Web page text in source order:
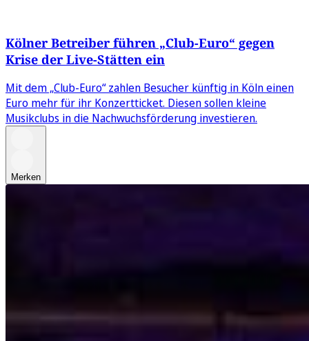
Kölner Betreiber führen „Club-Euro“ gegen
Krise der Live-Stätten ein
Mit dem „Club-Euro“ zahlen Besucher künftig in Köln einen
Euro mehr für ihr Konzertticket. Diesen sollen kleine
Musikclubs in die Nachwuchsförderung investieren.
Merken